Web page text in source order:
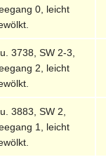
0, leicht
3738, SW 2-3,
2, leicht
3883, SW 2,
1, leicht